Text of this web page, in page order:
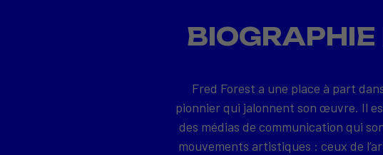
BIOGRAPHIE
Fred Forest a une place à part
pionnier qui jalonnent son œuvre. Il
des médias de communication qui
mouvements artistiques : ceux de